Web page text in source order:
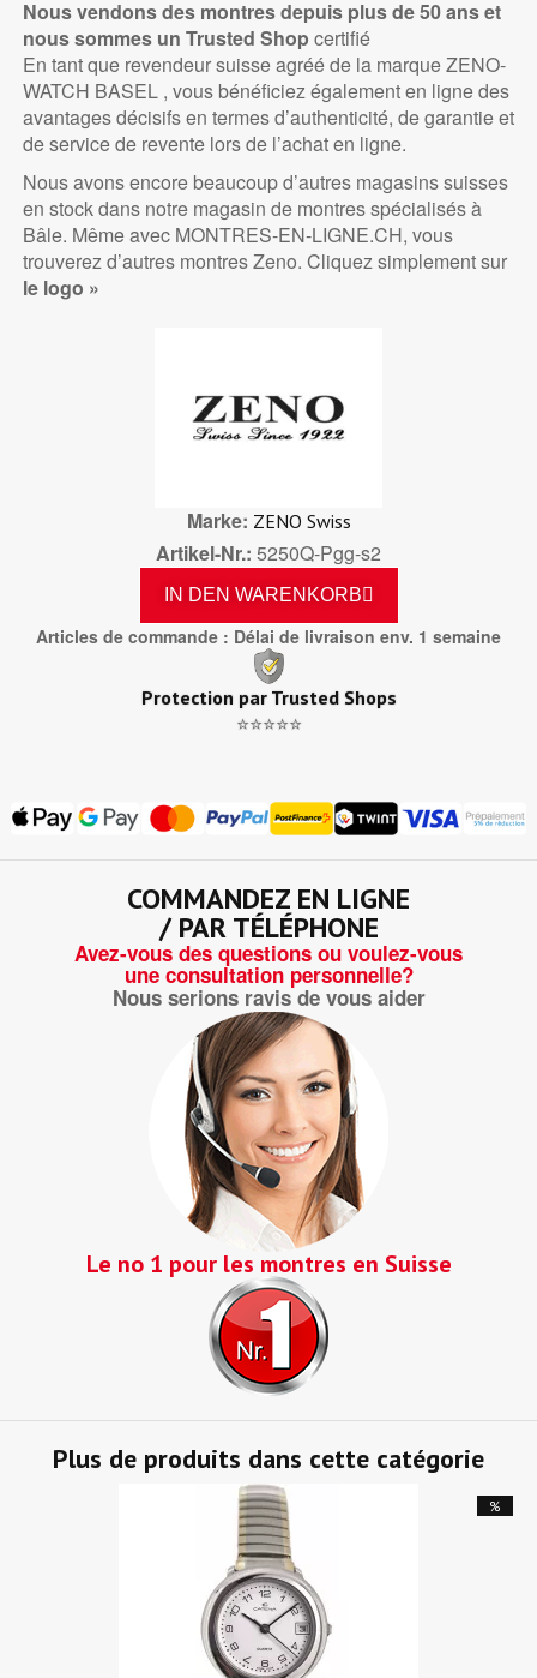
Nous vendons des montres depuis plus de 50 ans et
nous sommes un Trusted Shop certifié
En tant que revendeur suisse agréé de la marque ZENO-
WATCH BASEL , vous bénéficiez également en ligne des
avantages décisifs en termes d’authenticité, de garantie et
de service de revente lors de l’achat en ligne.
Nous avons encore beaucoup d’autres magasins suisses
en stock dans notre magasin de montres spécialisés à
Bâle. Même avec MONTRES-EN-LIGNE.CH, vous
trouverez d’autres montres Zeno. Cliquez simplement sur
le logo »
Marke ZENO Swiss
Artikel-Nr. 5250Q-Pgg-s2
IN DEN WARENKORB
Articles de commande : Délai de livraison env. 1 semaine
Protection par Trusted Shops
⭐⭐⭐⭐⭐
COMMANDEZ EN LIGNE
/ PAR TÉLÉPHONE
Avez-vous des questions ou voulez-vous
une consultation personnelle?
Nous serions ravis de vous aider
Le no 1 pour les montres en Suisse
Plus de produits dans cette catégorie
%